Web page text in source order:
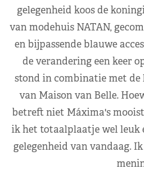
gelegenheid koos de
van modehuis NATAN,
en bijpassende blauwe
de verandering een keer
stond in combinatie met de
van Maison van Belle.
betreft niet Máxima's
ik het totaalplaatje wel leuk
gelegenheid van vandaag.